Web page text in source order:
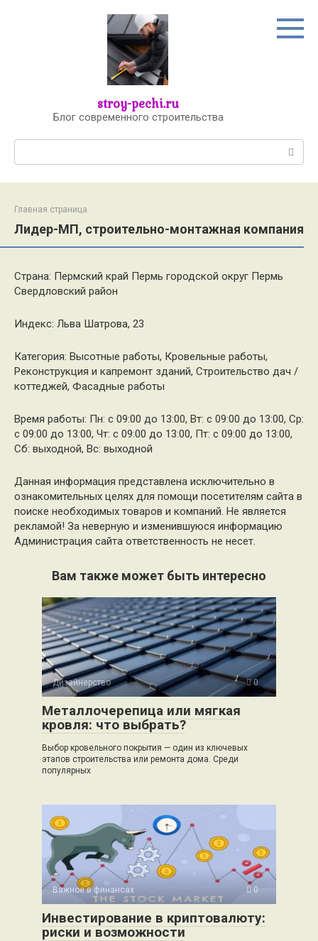
stroy-pechi.ru
Блог современного строительства
Главная страница
Лидер-МП, строительно-монтажная компания
Страна: Пермский край Пермь городской округ Пермь
Свердловский район
Индекс: Льва Шатрова, 23
Категория: Высотные работы, Кровельные работы,
Реконструкция и капремонт зданий, Строительство дач /
коттеджей, Фасадные работы
Время работы: Пн: с 09:00 до 13:00, Вт: с 09:00 до 13:00, Ср:
с 09:00 до 13:00, Чт: с 09:00 до 13:00, Пт: с 09:00 до 13:00,
Сб: выходной, Вс: выходной
Данная информация представлена исключительно в
ознакомительных целях для помощи посетителям сайта в
поиске необходимых товаров и компаний. Не является
рекламой! За неверную и изменившуюся информацию
Администрация сайта ответственность не несет.
Вам также может быть интересно
Дизайнерство 0
Металлочерепица или мягкая
кровля: что выбрать?
Выбор кровельного покрытия — один из ключевых
этапов строительства или ремонта дома. Среди
популярных
Важное в финансах 0
Инвестирование в криптовалюту:
риски и возможности